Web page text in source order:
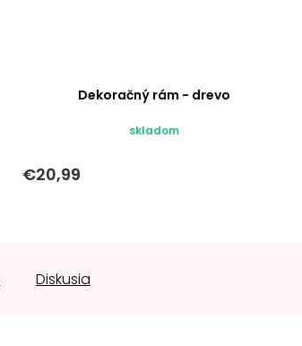
Dekoračný rám - drevo
skladom
€20,99
Diskusia